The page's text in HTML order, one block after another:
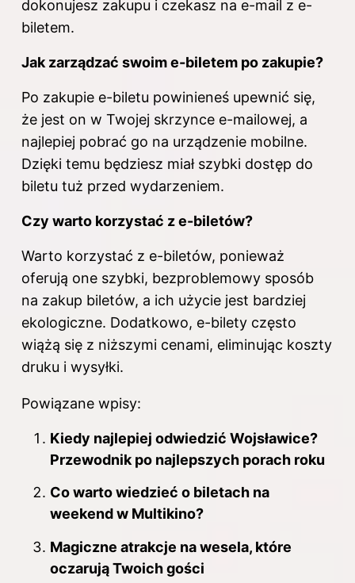
dokonujesz zakupu i czekasz na e-mail z e-
biletem.
Jak zarządzać swoim e-biletem po zakupie?
Po zakupie e-biletu powinieneś upewnić się,
że jest on w Twojej skrzynce e-mailowej, a
najlepiej pobrać go na urządzenie mobilne.
Dzięki temu będziesz miał szybki dostęp do
biletu tuż przed wydarzeniem.
Czy warto korzystać z e-biletów?
Warto korzystać z e-biletów, ponieważ
oferują one szybki, bezproblemowy sposób
na zakup biletów, a ich użycie jest bardziej
ekologiczne. Dodatkowo, e-bilety często
wiążą się z niższymi cenami, eliminując koszty
druku i wysyłki.
Powiązane wpisy:
Kiedy najlepiej odwiedzić Wojsławice?
Przewodnik po najlepszych porach roku
Co warto wiedzieć o biletach na
weekend w Multikino?
Magiczne atrakcje na wesela, które
oczarują Twoich gości